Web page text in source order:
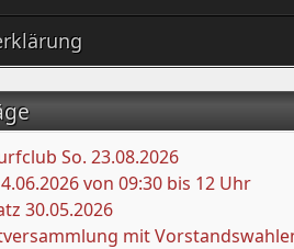
So. 23.08.2026
von 09:30 bis 12 Uhr
30.05.2026
mit